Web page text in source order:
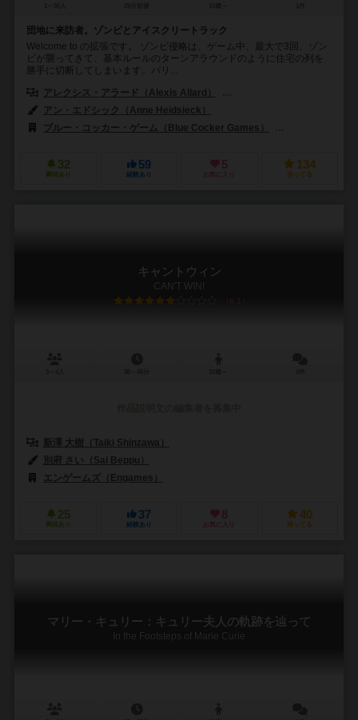
団地に来訪者。ゾンビとアイスクリートラック
Welcome to の拡張です。 ゾンビ侵略は、ゲーム中、最大で3回、ゾン
ビが襲ってきて、基本ルールのターンアラウンドのように住宅の列を
勝手に切断してしまいます。バリ...
アレクシス・アラード（Alexis Allard）
アン・エドシック（Anne Heidsieck）
ブルー・コッカー・ゲーム（Blue Cocker Games）
32
興味あり
59
経験あり
5
お気に入り
134
持ってる
キャントウィン
CAN'T WIN!
6.1
新澤 大樹（Taiki Shinzawa）
別府 さい（Sai Beppu）
エンゲームズ（Engames）
25
興味あり
37
経験あり
8
お気に入り
40
持ってる
マリー・キュリー：キュリー夫人の軌跡を辿って
In the Footsteps of Marie Curie